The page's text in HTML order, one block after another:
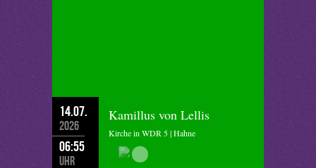
14.07.
2026
06:55
Uhr
Kamillus von Lellis
Kirche in WDR 5 | Hahne